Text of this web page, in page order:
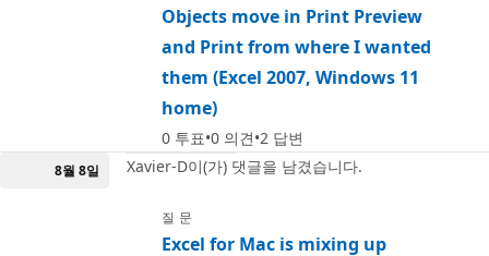
Objects move in Print Preview
and Print from where I wanted
them (Excel 2007, Windows 11
home)
0 투표 0 의견 2 답변
8월 8일 Xavier-D이(가) 댓글을 남겼습니다.
질문
Excel for Mac is mixing up